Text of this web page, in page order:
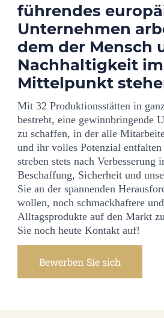
führendes
Unternehmen
dem der Mensch
Nachhaltigkeit im
Mittelpunkt
Mit 32 Produktionsstätten in
bestrebt, eine gewinnbringende
zu schaffen, in der alle
und ihr volles Potenzial
streben stets nach Verbesserung
Beschaffung, Sicherheit und
Sie an der spannenden
wollen, noch schmackhaftere
Alltagsprodukte auf den Markt
Sie noch heute Kontakt auf!
Bewerben Sie sich